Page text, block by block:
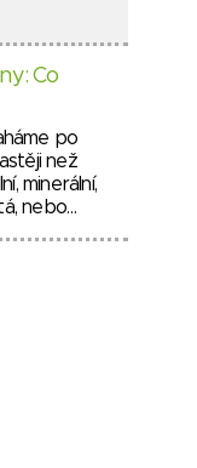
Co
po
než
minerální,
nebo…